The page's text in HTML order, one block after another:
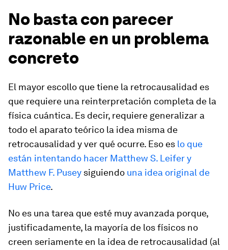
No basta con parecer
razonable en un problema
concreto
El mayor escollo que tiene la retrocausalidad es
que requiere una reinterpretación completa de la
física cuántica. Es decir, requiere generalizar a
todo el aparato teórico la idea misma de
retrocausalidad y ver qué ocurre. Eso es lo que
están intentando hacer Matthew S. Leifer y
Matthew F. Pusey siguiendo una idea original de
Huw Price.
No es una tarea que esté muy avanzada porque,
justificadamente, la mayoría de los físicos no
creen seriamente en la idea de retrocausalidad (al